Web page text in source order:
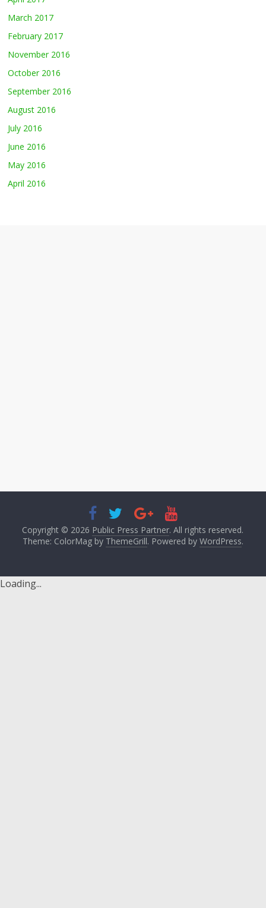
March 2017
February 2017
November 2016
October 2016
September 2016
August 2016
July 2016
June 2016
May 2016
April 2016
Copyright © 2026 Public Press Partner. All rights reserved.
Theme: ColorMag by ThemeGrill. Powered by WordPress.
Loading...